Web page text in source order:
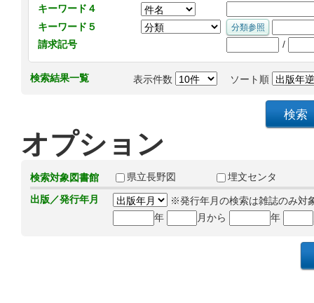
キーワード４
キーワード５
請求記号
/
検索結果一覧 表示件数 ソート順
オプション
検索対象図書館 県立長野図
埋文センタ
出版／発行年月
※発行年月の検索は雑誌のみ対
年
月から 年